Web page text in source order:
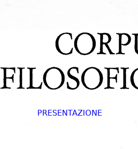
PRESENTAZIONE